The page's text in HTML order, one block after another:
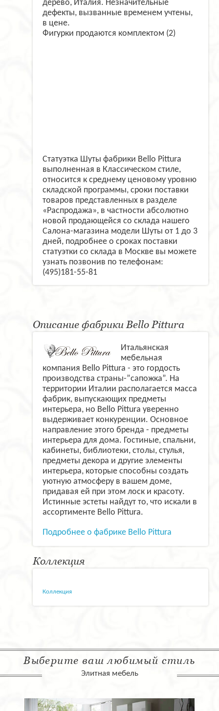
дерево, Италия. Незначительные
дефекты, вызванные временем учтены,
в цене.
Фигурки продаются комплектом (2)
Статуэтка Шуты фабрики Bello Pittura
выполненная в Классическом стиле,
относится к среднему ценовому уровню
складской программы, сроки поставки
товаров представленных в разделе
«Распродажа», в частности абсолютно
новой продающейся со склада нашего
Салона-магазина модели Шуты от 1 до 3
дней, подробнее о сроках поставки
статуэтки со склада в Москве вы можете
узнать позвонив по телефонам:
(495)181-55-81
Описание фабрики Bello Pittura
Итальянская
мебельная
компания Bello Pittura - это гордость
производства страны-”сапожка”. На
территории Италии располагается масса
фабрик, выпускающих предметы
интерьера, но Bello Pittura уверенно
выдерживает конкуренции. Основное
направление этого бренда - предметы
интерьера для дома. Гостиные, спальни,
кабинеты, библиотеки, столы, стулья,
предметы декора и другие элементы
интерьера, которые способны создать
уютную атмосферу в вашем доме,
придавая ей при этом лоск и красоту.
Истинные эстеты найдут то, что искали в
ассортименте Bello Pittura.
Подробнее о фабрике Bello Pittura
Коллекция
Коллекция
Выберите ваш любимый стиль
Элитная мебель